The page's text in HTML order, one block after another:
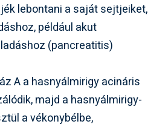
lebontani a saját sejtjeiket,
például akut
(pancreatitis)
A a hasnyálmirigy acináris
majd a hasnyálmirigy-
a vékonybélbe,